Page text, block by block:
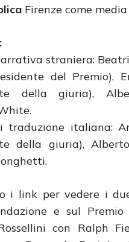
Firenze come
straniera:
del Premio),
della giuria),
traduzione italiana:
della giuria),
i link per vedere i
e sul
con Ralph